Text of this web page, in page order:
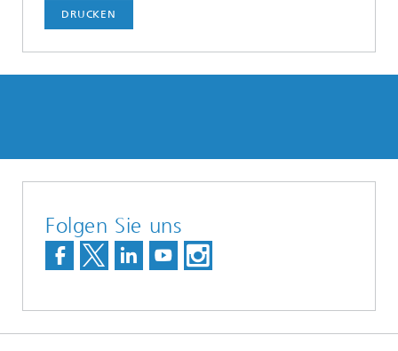
DRUCKEN
Folgen Sie uns